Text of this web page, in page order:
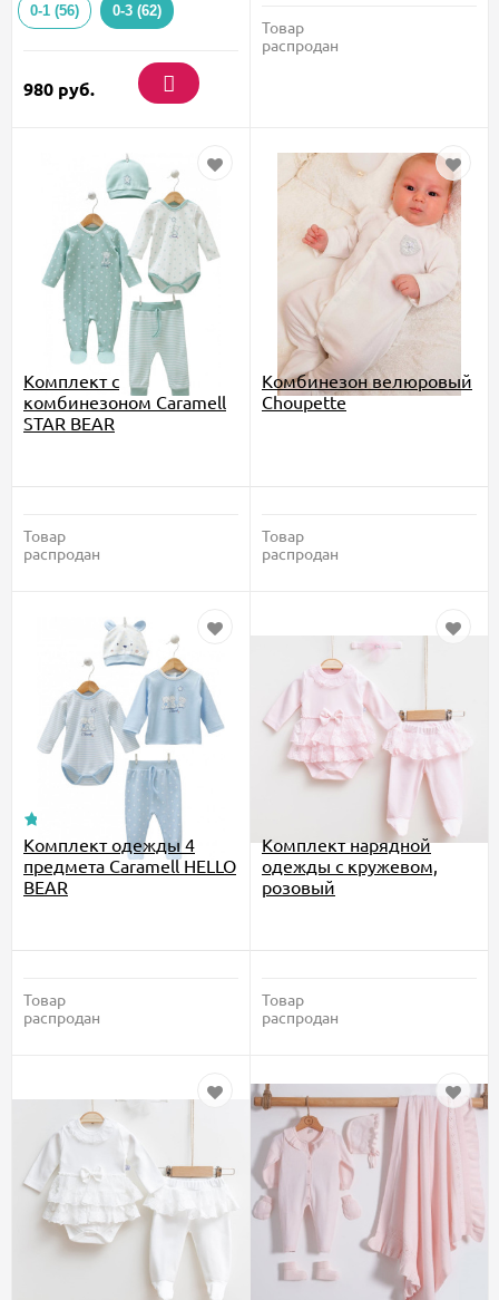
0-1 (56) 0-3 (62)
980 руб.
Товар
распродан
Комплект с
комбинезоном Caramell
STAR BEAR
Товар
распродан
Комбинезон велюровый
Choupette
Товар
распродан
Комплект одежды 4
предмета Caramell HELLO
BEAR
Товар
распродан
Комплект нарядной
одежды с кружевом,
розовый
Товар
распродан